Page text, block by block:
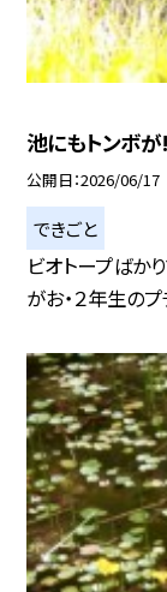
池にもトンボが!
公開日 2026/06/17
できごと
ビオトープばか
がお・２年生の